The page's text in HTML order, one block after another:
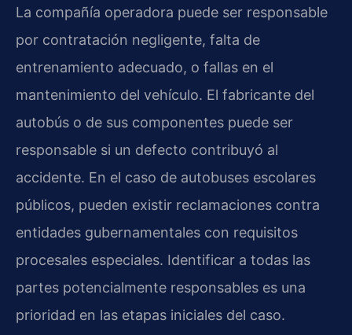
La compañía operadora puede ser responsable
por contratación negligente, falta de
entrenamiento adecuado, o fallas en el
mantenimiento del vehículo. El fabricante del
autobús o de sus componentes puede ser
responsable si un defecto contribuyó al
accidente. En el caso de autobuses escolares
públicos, pueden existir reclamaciones contra
entidades gubernamentales con requisitos
procesales especiales. Identificar a todas las
partes potencialmente responsables es una
prioridad en las etapas iniciales del caso.